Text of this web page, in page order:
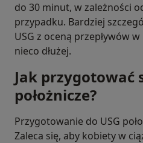
do 30 minut, w zależności
przypadku. Bardziej
USG z oceną przepływów
nieco dłużej.
Jak przygotować
położnicze?
Przygotowanie do USG
Zaleca się, aby kobiety w